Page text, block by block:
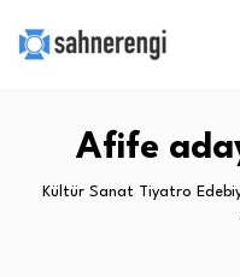
Afife
Kültür Sanat Tiyatro